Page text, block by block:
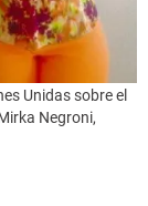
Unidas sobre el
Negroni,